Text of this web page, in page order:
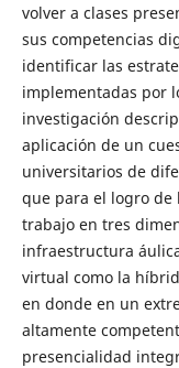
volver a clases
sus competencias
identificar las
implementadas por
investigación
aplicación de un
universitarios de
que para el logro
trabajo en tres
infraestructura
virtual como la
en donde en un
altamente
presencialidad